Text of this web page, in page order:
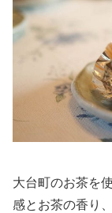
大台町のお茶を
感とお茶の香り